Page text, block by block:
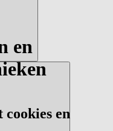
en
en